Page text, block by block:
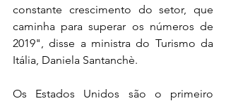
constante crescimento do setor, que
caminha para superar os números de
2019", disse a ministra do Turismo da
Itália, Daniela Santanchè.
Os Estados Unidos são o primeiro